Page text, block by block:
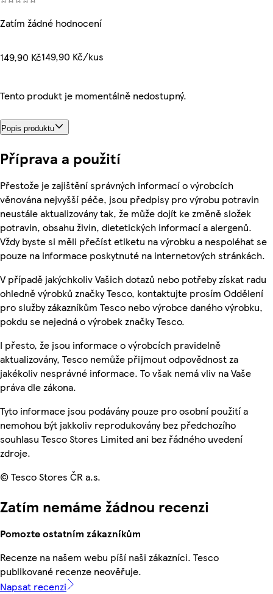
Zatím žádné hodnocení
149,90 Kč149,90 Kč/kus
Tento produkt je momentálně nedostupný.
Popis produktu
Příprava a použití
Přestože je zajištění správných informací o výrobcích
věnována nejvyšší péče, jsou předpisy pro výrobu potravin
neustále aktualizovány tak, že může dojít ke změně složek
potravin, obsahu živin, dietetických informací a alergenů.
Vždy byste si měli přečíst etiketu na výrobku a nespoléhat se
pouze na informace poskytnuté na internetových stránkách.
V případě jakýchkoliv Vašich dotazů nebo potřeby získat radu
ohledně výrobků značky Tesco, kontaktujte prosím Oddělení
pro služby zákazníkům Tesco nebo výrobce daného výrobku,
pokdu se nejedná o výrobek značky Tesco.
I přesto, že jsou informace o výrobcích pravidelně
aktualizovány, Tesco nemůže přijmout odpovědnost za
jakékoliv nesprávné informace. To však nemá vliv na Vaše
práva dle zákona.
Tyto informace jsou podávány pouze pro osobní použití a
nemohou být jakkoliv reprodukovány bez předchozího
souhlasu Tesco Stores Limited ani bez řádného uvedení
zdroje.
© Tesco Stores ČR a.s.
Zatím nemáme žádnou recenzi
Pomozte ostatním zákazníkům
Recenze na našem webu píší naši zákazníci. Tesco
publikované recenze neověřuje.
Napsat recenzi